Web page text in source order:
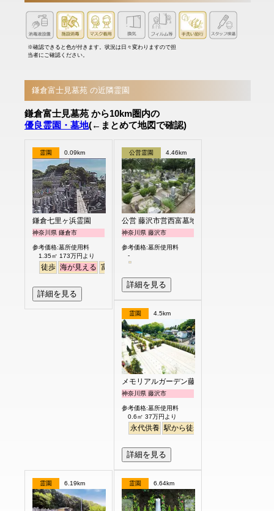
※確認できると色が付きます。状況は日々変わりますので担
当者にご確認ください。
鎌倉富士見墓苑 の近隣霊園
鎌倉富士見墓苑 から10km圏内の
優良霊園・墓地(←まとめて地図で確認)
霊園 0.09km
鎌倉七里ヶ浜霊園
神奈川県 鎌倉市
参考価格:墓所使用料
1.35㎡ 173万円より
徒歩 海が見える 富士山
詳細を見る
公営霊園 4.46km
公営 藤沢市営西富墓地
神奈川県 藤沢市
参考価格:墓所使用料
-
詳細を見る
霊園 4.5km
メモリアルガーデン藤沢第2霊園
神奈川県 藤沢市
参考価格:墓所使用料
0.6㎡ 37万円より
永代供養 駅から徒歩
詳細を見る
霊園 6.19km 霊園 6.64km